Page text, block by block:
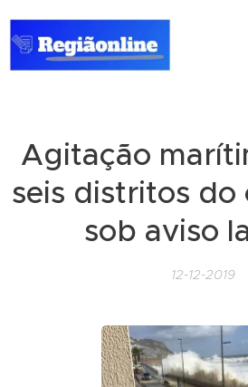
Agitação
seis distritos do
sob aviso
12-12-2019